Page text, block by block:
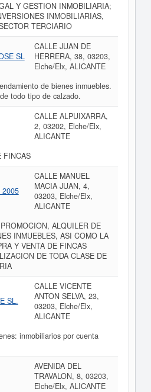
Y GESTION INMOBILIARIA;
INMOBILIARIAS,
TERCIARIO
SL
CALLE JUAN DE
HERRERA, 38, 03203,
Elche/Elx, ALICANTE
de bienes inmuebles.
todo tipo de calzado.
CALLE ALPUIXARRA,
2, 03202, Elche/Elx,
ALICANTE
FINCAS
2005
CALLE MANUEL
MACIA JUAN, 4,
03203, Elche/Elx,
ALICANTE
ALQUILER DE
INMUEBLES, ASI COMO LA
Y VENTA DE FINCAS
DE TODA CLASE DE
SL.
CALLE VICENTE
ANTON SELVA, 23,
03203, Elche/Elx,
ALICANTE
inmobiliarios por cuenta
AVENIDA DEL
TRAVALON, 8, 03203,
Elche/Elx, ALICANTE